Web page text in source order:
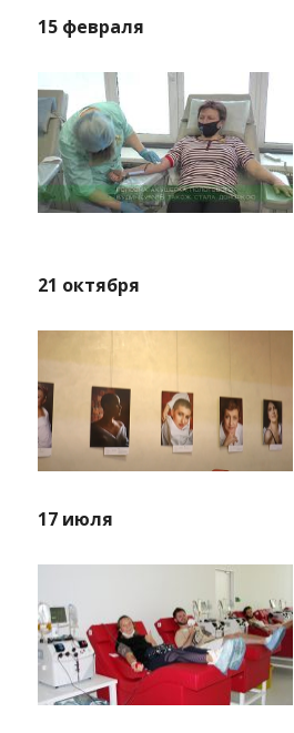
15 февраля
21 октября
17 июля